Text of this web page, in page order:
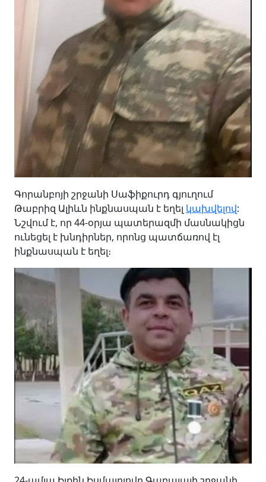
Գորանբոյի շրջանի Սաֆիքուրդ գյուղում
Թաբրիզ Ալիևն ինքնասպան է եղել կախվելով:
Նշվում է, որ 44-oրյա պատերազմի մասնակիցն
ունեցել է խնդիրներ, որոնց պատճառով էլ
ինքնասպան է եղել։